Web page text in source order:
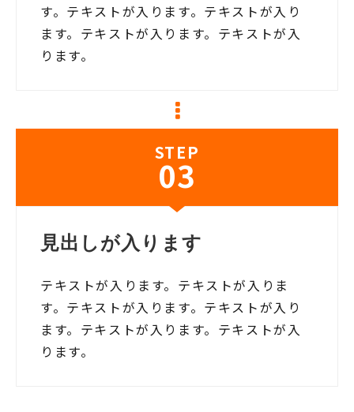
す。テキストが入ります。テキストが入り
ます。テキストが入ります。テキストが入
ります。
STEP
03
見出しが入ります
テキストが入ります。テキストが入りま
す。テキストが入ります。テキストが入り
ます。テキストが入ります。テキストが入
ります。